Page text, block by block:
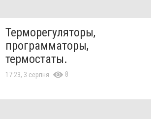
Терморегуляторы,
программаторы,
термостаты.
17:23, 3 серпня 8